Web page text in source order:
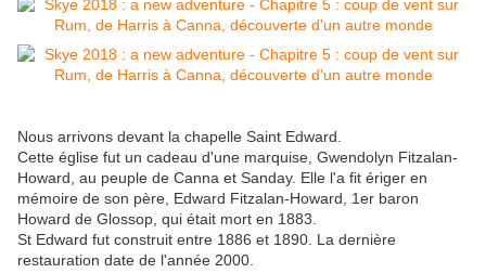
Nous arrivons devant la chapelle Saint Edward.
Cette église fut un cadeau d'une marquise, Gwendolyn Fitzalan-
Howard, au peuple de Canna et Sanday. Elle l'a fit ériger en
mémoire de son père, Edward Fitzalan-Howard, 1er baron
Howard de Glossop, qui était mort en 1883.
St Edward fut construit entre 1886 et 1890. La dernière
restauration date de l'année 2000.